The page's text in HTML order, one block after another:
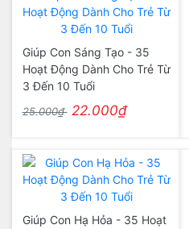
Giúp Con Sáng Tạo - 35
Hoạt Động Dành Cho Trẻ Từ
3 Đến 10 Tuổi
25.000₫ 22.000₫
Giúp Con Hạ Hỏa - 35 Hoạt